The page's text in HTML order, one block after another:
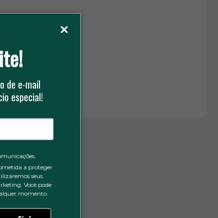
de e-mail
especial!
a proteger
seus
Você pode
momento.